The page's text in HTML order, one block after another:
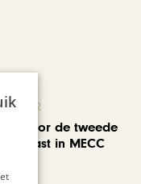
voor de tweede
te gast in MECC